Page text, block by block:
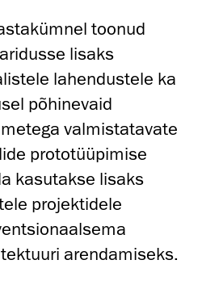
toonud
lisaks
lahendustele ka
põhinevaid
valmistatavate
prototüüpimise
kasutakse lisaks
projektidele
arendamiseks.